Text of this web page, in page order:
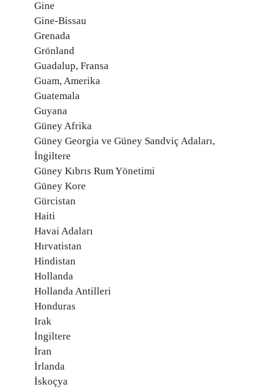
Gine
Gine-Bissau
Grenada
Grönland
Guadalup, Fransa
Guam, Amerika
Guatemala
Guyana
Güney Afrika
Güney Georgia ve Güney Sandviç Adaları,
İngiltere
Güney Kıbrıs Rum Yönetimi
Güney Kore
Gürcistan
Haiti
Havai Adaları
Hırvatistan
Hindistan
Hollanda
Hollanda Antilleri
Honduras
Irak
İngiltere
İran
İrlanda
İskoçya